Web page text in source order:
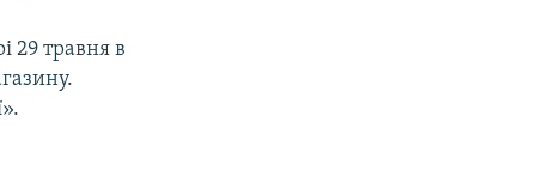
29 травня в